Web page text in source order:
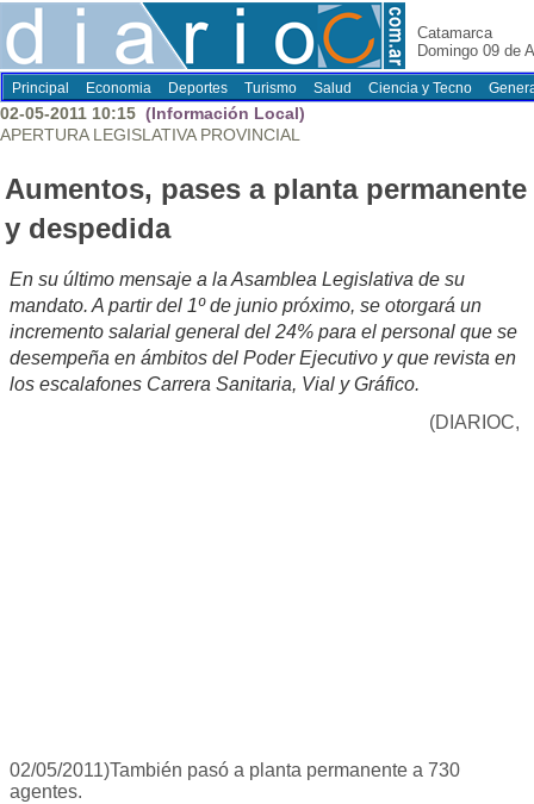
Catamarca
Domingo 09 de
Principal Economia Deportes Turismo Salud Ciencia y Tecno
02-05-2011 10:15 (Información Local)
APERTURA LEGISLATIVA PROVINCIAL
Aumentos, pases a planta permanente
y despedida
En su último mensaje a la Asamblea Legislativa de su
mandato. A partir del 1º de junio próximo, se otorgará un
incremento salarial general del 24% para el personal que se
desempeña en ámbitos del Poder Ejecutivo y que revista en
los escalafones Carrera Sanitaria, Vial y Gráfico.
(DIARIOC,
02/05/2011)También pasó a planta permanente a 730
agentes.